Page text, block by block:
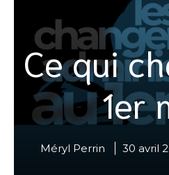
Ce qui
1er
Méryl Perrin 30 avril